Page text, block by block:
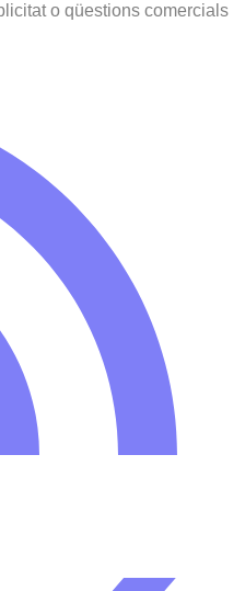
o qüestions comercials